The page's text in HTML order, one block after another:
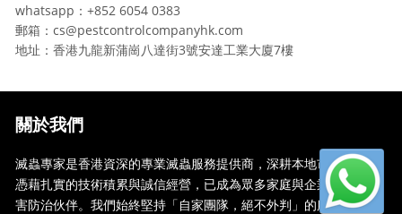
whatsapp：+852 6054 0383
郵箱：cs@pestcontrolcompanyhk.com
地址：香港九龍新蒲崗八達街3號安達工業大廈7樓
關於我們
滅蟲專家是香港資深的專業滅蟲服務提供商，深耕本地市場多年，
憑藉扎實的技術積累與誠信經營，已成為眾多家庭與企業信賴的蟲
害防治伙伴。我們始終堅持「自家團隊，絕不外判」的服務承諾